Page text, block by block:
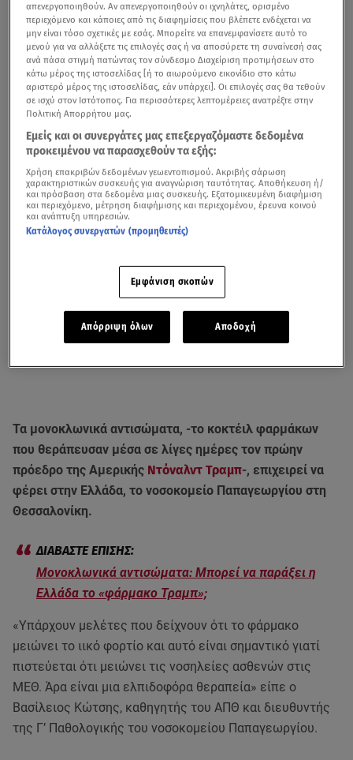
Τα μονοκλωνικά αντισώματα, -το κοκτέιλ φαρμάκων
που θεράπευσαν μέσα σε λίγες ημέρες τον πρώην
πρόεδρο της Αμερικής Ντόναλντ Τραμπ-, επιχειρεί να
φέρει στην Ελλάδα, το νοσοκομείο Παπαγεωργίου στη
Θεσσαλονίκη.
Μονοκλωνικά αντισώματα: Μπορεί να παράξει η
Ελλάδα το «φάρμακο Τραμπ»;
«Υπάρχουν μελέτες που δείχνουν ότι το φάρμακο
μειώνει το ιικό φορτίο και αυτό είναι σημαντικό γιατί
πιστεύεται ότι μειώνει τις νοσηλείες ασθενών στις
ΜΕΘ. Άρα είναι μια ελπιδοφόρα θεραπεία» είπε ο
Βασίλειος Κώτσης, καθηγητής του ΑΠΘ και διευθυντής
της Γ’ Παθολογικής του νοσοκομείου Παπαγεωργίου.
απενεργοποιηθούν. Αν απενεργοποιηθούν οι ιχνηλάτες, ορισμένο
περιεχόμενο και κάποιες από τις διαφημίσεις που βλέπετε ενδέχεται να
μην είναι τόσο σχετικές με εσάς. Μπορείτε να επανεμφανίσετε αυτό το
μενού για να αλλάξετε τις επιλογές σας ή να αποσύρετε τη συναίνεσή σας
ανά πάσα στιγμή πατώντας τον σύνδεσμο Διαχείριση προτιμήσεων στο
κάτω μέρος της ιστοσελίδας [ή το αιωρούμενο εικονίδιο στο κάτω
αριστερό μέρος της ιστοσελίδας, εάν υπάρχει]. Οι επιλογές σας θα τεθούν
σε ισχύ στον Ιστότοπος. Για περισσότερες λεπτομέρειες ανατρέξτε στην
Πολιτική Απορρήτου μας.
Εμείς και οι συνεργάτες μας επεξεργαζόμαστε δεδομένα
προκειμένου να παρασχεθούν τα εξής:
Χρήση επακριβών δεδομένων γεωεντοπισμού. Ακριβής σάρωση
χαρακτηριστικών συσκευής για αναγνώριση ταυτότητας. Αποθήκευση ή/
και πρόσβαση στα δεδομένα μιας συσκευής. Εξατομικευμένη διαφήμιση
και περιεχόμενο, μέτρηση διαφήμισης και περιεχομένου, έρευνα κοινού
και ανάπτυξη υπηρεσιών.
Κατάλογος συνεργατών (προμηθευτές)
Εμφάνιση σκοπών
Απόρριψη όλων Αποδοχή